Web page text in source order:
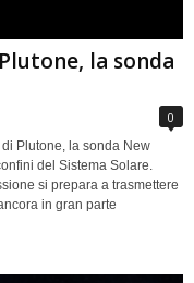
la sonda
0
Plutone, la sonda New
del Sistema Solare.
si prepara a trasmettere
in gran parte